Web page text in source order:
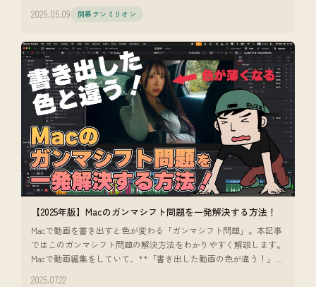
2026.05.09 開幕テンミリオン
【2025年版】Macのガンマシフト問題を一発解決する方法！
Macで動画を書き出すと色が変わる「ガンマシフト問題」。本記事
ではこのガンマシフト問題の解決方法をわかりやすく解説します。
Macで動画編集をしていて、**「書き出した動画の色が違う！」**
2025.07.22